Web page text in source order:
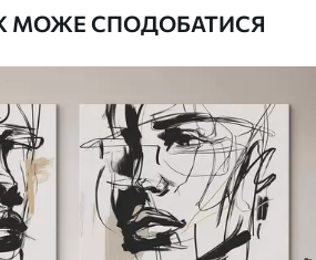
кольори
запаху
полотна
МОЖЕ СПОДОБАТИСЯ